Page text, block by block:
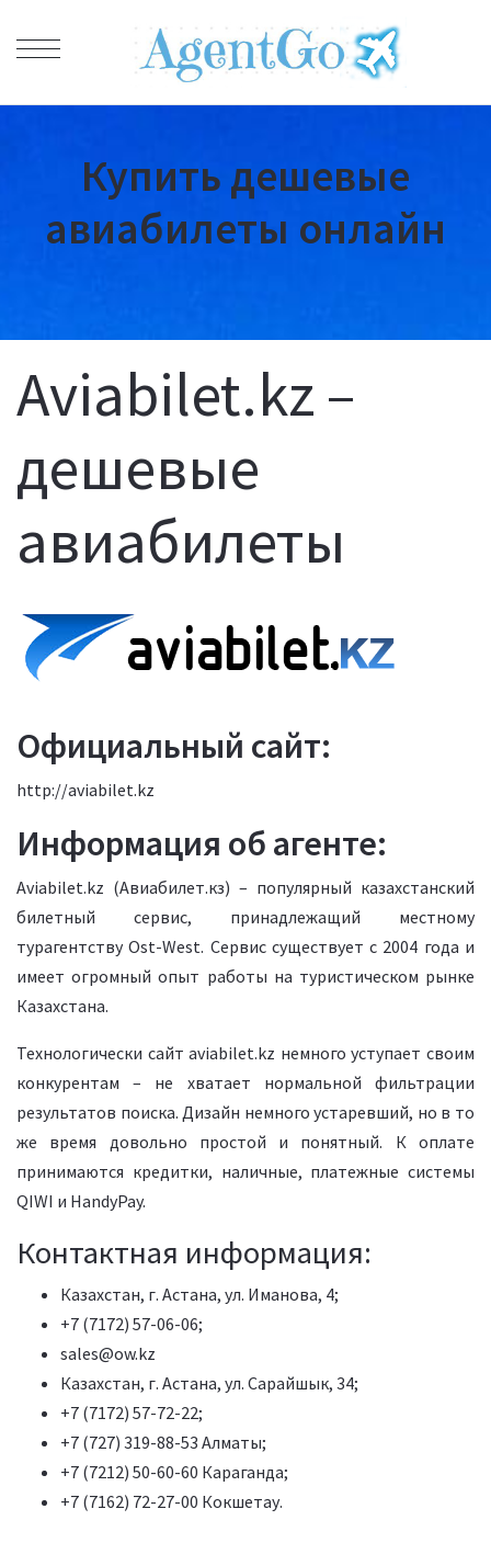
Купить дешевые
авиабилеты онлайн
Aviabilet.kz –
дешевые
авиабилеты
Официальный сайт:
http://aviabilet.kz
Информация об агенте:
Aviabilet.kz (Авиабилет.кз) – популярный казахстанский
билетный сервис, принадлежащий местному
турагентству Ost-West. Сервис существует с 2004 года и
имеет огромный опыт работы на туристическом рынке
Казахстана.
Технологически сайт aviabilet.kz немного уступает своим
конкурентам – не хватает нормальной фильтрации
результатов поиска. Дизайн немного устаревший, но в то
же время довольно простой и понятный. К оплате
принимаются кредитки, наличные, платежные системы
QIWI и HandyPay.
Контактная информация:
Казахстан, г. Астана, ул. Иманова, 4;
+7 (7172) 57-06-06;
sales@ow.kz
Казахстан, г. Астана, ул. Сарайшык, 34;
+7 (7172) 57-72-22;
+7 (727) 319-88-53 Алматы;
+7 (7212) 50-60-60 Караганда;
+7 (7162) 72-27-00 Кокшетау.